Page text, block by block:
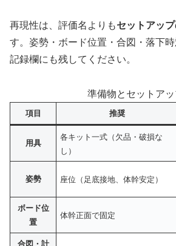
再現性は、評価名よりもセットアッ
す。姿勢・ボード位置・合図・落下時
記録欄にも残してください。
準備物とセットア
項目 推奨
用具
各キット一式（欠品・破損な
し）
姿勢 座位（足底接地、体幹安定）
ボード位
置
体幹正面で固定
合図・計